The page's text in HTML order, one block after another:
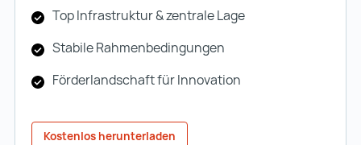
Top Infrastruktur & zentrale Lage
Stabile Rahmenbedingungen
Förderlandschaft für Innovation
Kostenlos herunterladen